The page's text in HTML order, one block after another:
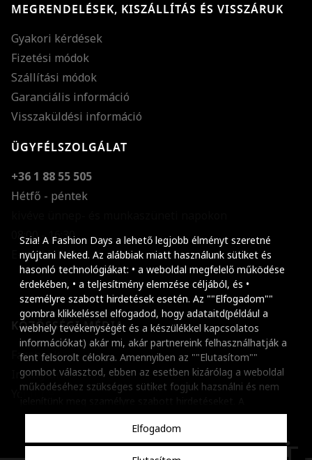
Szia! A Fashion Days a lehető legjobb élményt szeretné
nyújtani Neked. Az alábbiak miatt használunk sütiket és
hasonló technológiákat: • a weboldal megfelelő működése
érdekében, • a teljesítmény elemzése céljából, és •
személyre szabott hirdetések esetén. Az ""Elfogadom""
gombra klikkeléssel elfogadod, hogy adataitd(például a
webhely tevékenységét és a készülékkel kapcsolatos
információkat) akár mi, akár partnereink felhasználhatják a
fent felsorolt célokra. Amennyiben az ""Elutasítom""
gombot választod, ebben az esetben kizárólag a weboldal
működéséhez szükséges sütiket fogjuk hazsnálni és nem
beállításaidat bármikor módosíthatod, a ""Beállítások
kezelése"" gombra kattintva. Tudj meg többet
szabályzatunkról.
Elfogadom
MEGRENDELÉSEK, KISZÁLLÍTÁS ÉS VISSZÁRUK
Gyakori kérdések
Fizetési módok
Szállítási módok
Garanciális információ
Visszaküldési információ
ÜGYFÉLSZOLGÁLAT
+36 1 88 55 505
Hétfő - péntek
08:00 - 16:30
E-mail küldése
KÖZÖSSÉGI MÉDIA
Facebook
Instagram
Youtube
accessibility
Szöveg méretének
Szóköz növelése
Szóköz csökkentése
Sortávolság
Sortávolság
Színek invertálása
Szürke
Nagy kurzor